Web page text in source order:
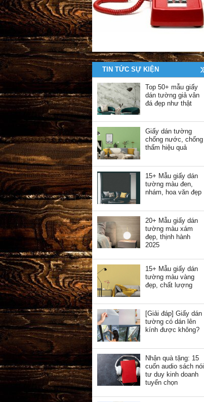
TIN TỨC SỰ KIỆN
Top 50+ mẫu giấy
dán tường giả vân
đá đẹp như thật
Giấy dán tường
chống nước, chống
thấm hiệu quả
15+ Mẫu giấy dán
tường màu đen,
nhám, hoa văn đẹp
20+ Mẫu giấy dán
tường màu xám
đẹp, thịnh hành
2025
15+ Mẫu giấy dán
tường màu vàng
đẹp, chất lượng
[Giải đáp] Giấy dán
tường có dán lên
kính được không?
Nhận quà tặng: 15
cuốn audio sách nói
tư duy kinh doanh
tuyển chọn